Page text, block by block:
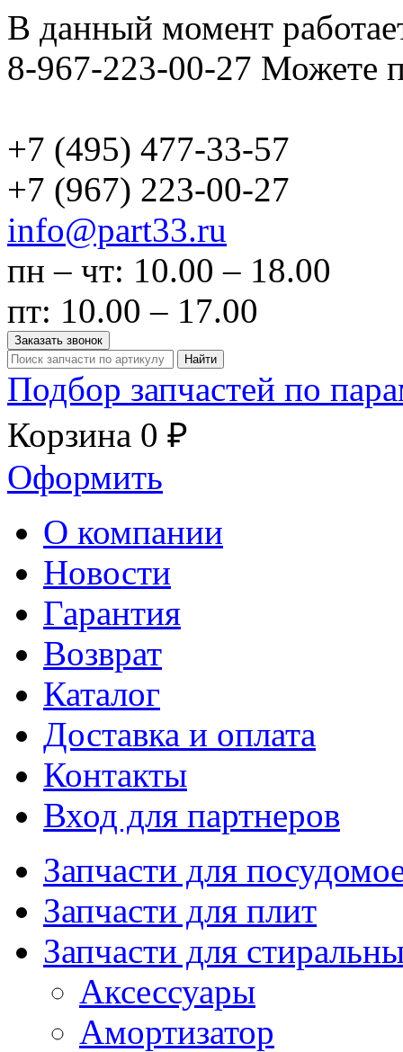
В данный момент
8-967-223-00-27 Можете
+7 (495) 477-33-57
+7 (967) 223-00-27
info@part33.ru
пн – чт: 10.00 – 18.00
пт: 10.00 – 17.00
Заказать звонок
Найти
Подбор запчастей по
Корзина 0 ₽
Оформить
О компании
Новости
Гарантия
Возврат
Каталог
Доставка и оплата
Контакты
Вход для партнеров
Запчасти для
Запчасти для плит
Запчасти для
Аксессуары
Амортизатор